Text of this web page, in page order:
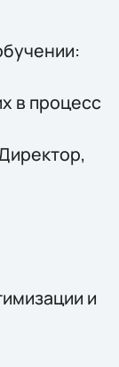
в процесс
и